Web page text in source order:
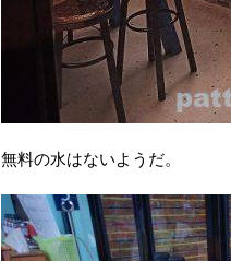
無料の水はないようだ。